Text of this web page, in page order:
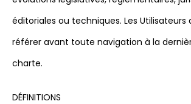
éditoriales ou techniques. Les
référer avant toute navigation à la
charte.
DÉFINITIONS